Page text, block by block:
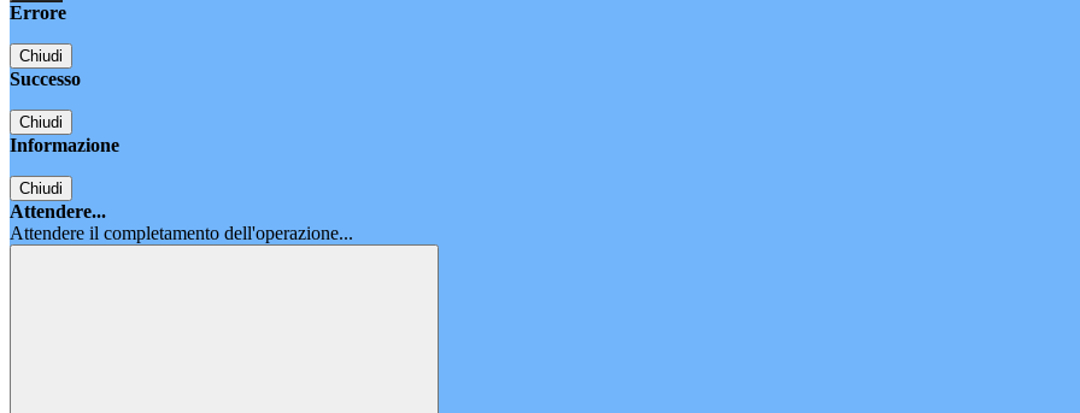
Errore
Chiudi
Successo
Chiudi
Informazione
Chiudi
Attendere...
Attendere il completamento dell'operazione...